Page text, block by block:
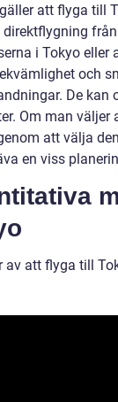
att flyga till
direktflygning
i Tokyo eller
och
De kan
Om man
att välja
en viss
av att flyga till